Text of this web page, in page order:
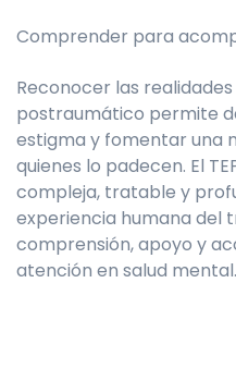
Comprender para
Reconocer las
postraumático permite
estigma y fomentar una
quienes lo padecen. El
compleja, tratable y
experiencia humana del
comprensión, apoyo y
atención en salud mental.